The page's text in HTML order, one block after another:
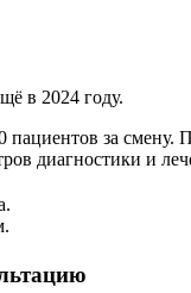
в 2024 году.
за
диагностики и